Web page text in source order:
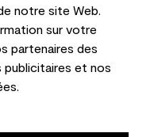
notre site Web.
sur votre
partenaires des
publicitaires et nos